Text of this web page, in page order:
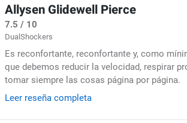
Allysen Glidewell Pierce
7.5 / 10
DualShockers
Es reconfortante, reconfortante y, como
que debemos reducir la velocidad, respirar
tomar siempre las cosas página por página.
Leer reseña completa